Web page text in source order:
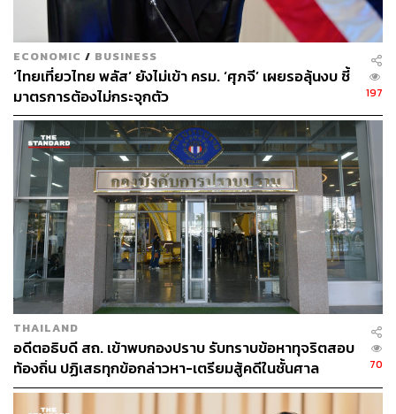
ECONOMIC / BUSINESS
‘ไทยเที่ยวไทย พลัส’ ยังไม่เข้า ครม. ‘ศุภจี’ เผยรอลุ้นงบ ชี้
มาตรการต้องไม่กระจุกตัว
197
THAILAND
อดีตอธิบดี สถ. เข้าพบกองปราบ รับทราบข้อหาทุจริตสอบ
ท้องถิ่น ปฏิเสธทุกข้อกล่าวหา-เตรียมสู้คดีในชั้นศาล
70